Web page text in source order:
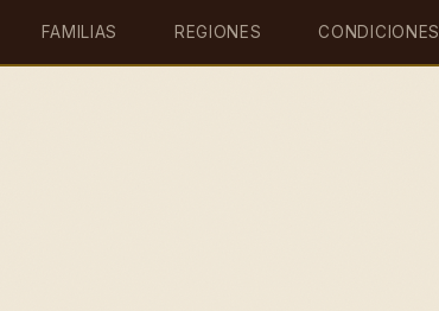
FAMILIAS REGIONES CONDICIONES